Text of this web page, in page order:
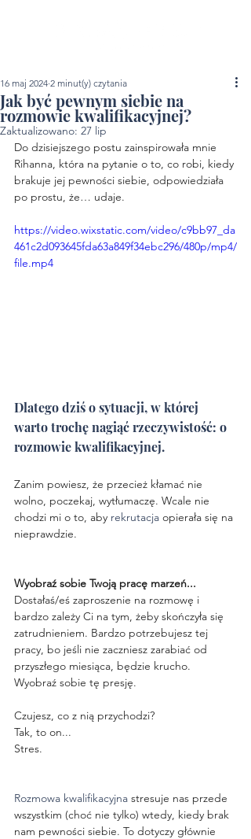
Jak być pewnym siebie na
rozmowie kwalifikacyjnej?
16 maj 2024 2 minut(y) czytania
Zaktualizowano: 27 lip
Do dzisiejszego postu zainspirowała mnie
Rihanna, która na pytanie o to, co robi, kiedy
brakuje jej pewności siebie, odpowiedziała
po prostu, że… udaje.
https://video.wixstatic.com/video/c9bb97_da
461c2d093645fda63a849f34ebc296/480p/mp4/
file.mp4
Dlatego dziś o sytuacji, w której
warto trochę nagiąć rzeczywistość: o
rozmowie kwalifikacyjnej.
Zanim powiesz, że przecież kłamać nie
wolno, poczekaj, wytłumaczę. Wcale nie
chodzi mi o to, aby rekrutacja opierała się na
nieprawdzie.
Wyobraź sobie Twoją pracę marzeń...
Dostałaś/eś zaproszenie na rozmowę i
bardzo zależy Ci na tym, żeby skończyła się
zatrudnieniem. Bardzo potrzebujesz tej
pracy, bo jeśli nie zaczniesz zarabiać od
przyszłego miesiąca, będzie krucho.
Wyobraź sobie tę presję.
Czujesz, co z nią przychodzi?
Tak, to on...
Stres.
Rozmowa kwalifikacyjna stresuje nas przede
wszystkim (choć nie tylko) wtedy, kiedy brak
nam pewności siebie. To dotyczy głównie